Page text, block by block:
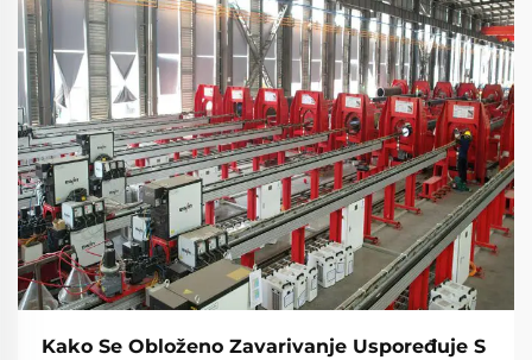
Kako Se Obloženo Zavarivanje Uspoređuje S